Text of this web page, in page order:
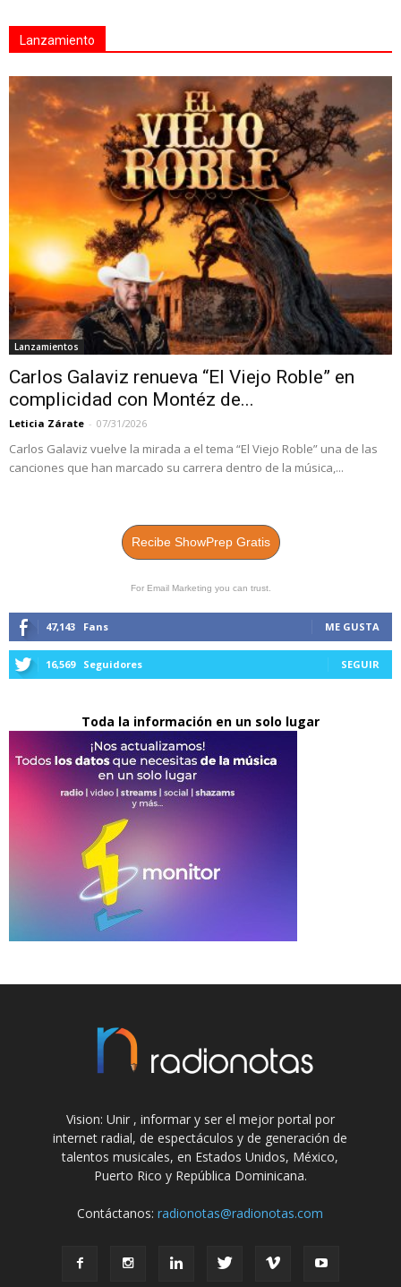
Lanzamiento
Lanzamientos
Carlos Galaviz renueva “El Viejo Roble” en
complicidad con Montéz de...
Leticia Zárate - 07/31/2026
Carlos Galaviz vuelve la mirada a el tema “El Viejo Roble” una de las
canciones que han marcado su carrera dentro de la música,...
Recibe ShowPrep Gratis
For Email Marketing you can trust.
47,143 Fans ME GUSTA
16,569 Seguidores SEGUIR
Toda la información en un solo lugar
Vision: Unir , informar y ser el mejor portal por
internet radial, de espectáculos y de generación de
talentos musicales, en Estados Unidos, México,
Puerto Rico y República Dominicana.
Contáctanos:radionotas@radionotas.com